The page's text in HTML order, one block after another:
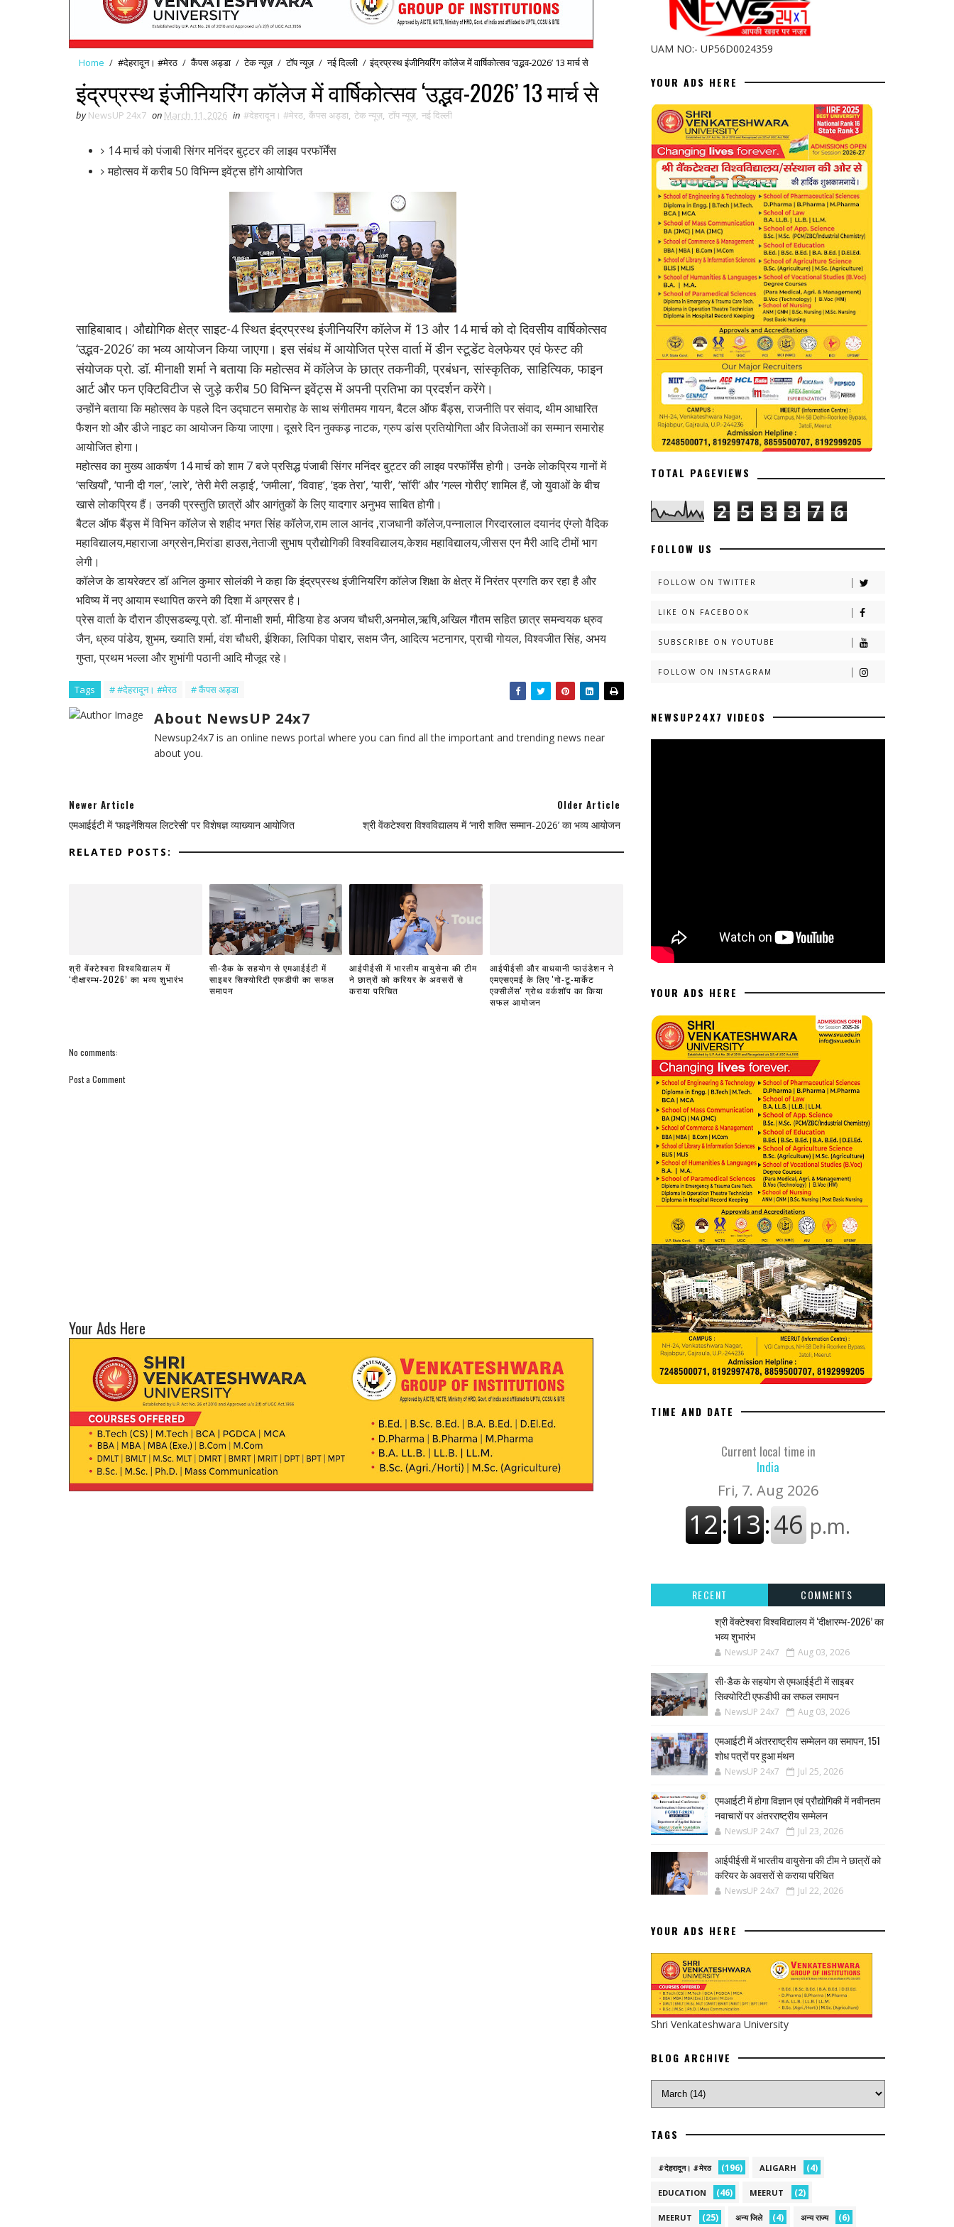
Home / #देहरादून। #मेरठ / कैंपस अड्डा / टेक न्यूज़ / टॉप न्यूज़ / नई द‍िल्ली / इंद्रप्रस्थ इंजीनियरिंग कॉलेज में वार्षिकोत्सव ‘उद्भव-2026’ 13 मार्च से
इंद्रप्रस्थ इंजीनियरिंग कॉलेज में वार्षिकोत्सव ‘उद्भव-2026’ 13 मार्च से
by NewsUP 24x7 on March 11, 2026 in #देहरादून। #मेरठ, कैंपस अड्डा, टेक न्यूज़, टॉप न्यूज़, नई द‍िल्ली
14 मार्च को पंजाबी सिंगर मनिंदर बुट्टर की लाइव परफॉर्मेंस
महोत्सव में करीब 50 विभिन्न इवेंट्स होंगे आयोजित
साहिबाबाद। औद्योगिक क्षेत्र साइट-4 स्थित इंद्रप्रस्थ इंजीनियरिंग कॉलेज में 13 और 14 मार्च को दो दिवसीय वार्षिकोत्सव
‘उद्भव-2026’ का भव्य आयोजन किया जाएगा। इस संबंध में आयोजित प्रेस वार्ता में डीन स्टूडेंट वेलफेयर एवं फेस्ट की
संयोजक प्रो. डॉ. मीनाक्षी शर्मा ने बताया कि महोत्सव में कॉलेज के छात्र तकनीकी, प्रबंधन, सांस्कृतिक, साहित्यिक, फाइन
आर्ट और फन एक्टिविटीज से जुड़े करीब 50 विभिन्न इवेंट्स में अपनी प्रतिभा का प्रदर्शन करेंगे।
उन्होंने बताया कि महोत्सव के पहले दिन उद्घाटन समारोह के साथ संगीतमय गायन, बैटल ऑफ बैंड्स, राजनीति पर संवाद, थीम आधारित
फैशन शो और डीजे नाइट का आयोजन किया जाएगा। दूसरे दिन नुक्कड़ नाटक, ग्रुप डांस प्रतियोगिता और विजेताओं का सम्मान समारोह
आयोजित होगा।
महोत्सव का मुख्य आकर्षण 14 मार्च को शाम 7 बजे प्रसिद्ध पंजाबी सिंगर मनिंदर बुट्टर की लाइव परफॉर्मेंस होगी। उनके लोकप्रिय गानों में
‘सखियाँ’, ‘पानी दी गल’, ‘लारे’, ‘तेरी मेरी लड़ाई’, ‘जमीला’, ‘विवाह’, ‘इक तेरा’, ‘यारी’, ‘सॉरी’ और ‘गल्ल गोरीए’ शामिल हैं, जो युवाओं के बीच
खासे लोकप्रिय हैं। उनकी प्रस्तुति छात्रों और आगंतुकों के लिए यादगार अनुभव साबित होगी।
बैटल ऑफ बैंड्स में विभिन कॉलेज से शहीद भगत सिंह कॉलेज,राम लाल आनंद ,राजधानी कॉलेज,पन्नालाल गिरदारलाल दयानंद एंग्लो वैदिक
महाविद्यालय,महाराजा अग्रसेन,मिरांडा हाउस,नेताजी सुभाष प्रौद्योगिकी विश्वविद्यालय,केशव महाविद्यालय,जीसस एन मैरी आदि टीमों भाग
लेगी।
कॉलेज के डायरेक्टर डॉ अनिल कुमार सोलंकी ने कहा कि इंद्रप्रस्थ इंजीनियरिंग कॉलेज शिक्षा के क्षेत्र में निरंतर प्रगति कर रहा है और
भविष्य में नए आयाम स्थापित करने की दिशा में अग्रसर है।
प्रेस वार्ता के दौरान डीएसडब्ल्यू प्रो. डॉ. मीनाक्षी शर्मा, मीडिया हेड अजय चौधरी,अनमोल,ऋषि,अखिल गौतम सहित छात्र समन्वयक ध्रुव
जैन, ध्रुव पांडेय, शुभम, ख्याति शर्मा, वंश चौधरी, ईशिका, लिपिका पोद्दार, सक्षम जैन, आदित्य भटनागर, प्राची गोयल, विश्वजीत सिंह, अभय
गुप्ता, प्रथम भल्ला और शुभांगी पठानी आदि मौजूद रहे।
Tags # #देहरादून। #मेरठ # कैंपस अड्डा
About NewsUP 24x7
Newsup24x7 is an online news portal where you can find all the important and trending news near
about you.
Newer Article
एमआईईटी में ‘फाइनेंशियल लिटरेसी’ पर विशेषज्ञ व्याख्यान आयोजित
Older Article
श्री वेंकटेश्वरा विश्वविद्यालय में ‘नारी शक्ति सम्मान-2026’ का भव्य आयोजन
RELATED POSTS:
श्री वेंक्टेश्वरा विश्वविद्यालय में
‘दीक्षारम्भ-2026’ का भव्य शुभारंभ
सी-डैक के सहयोग से एमआईईटी में
साइबर सिक्योरिटी एफडीपी का सफल
समापन
आईपीईसी में भारतीय वायुसेना की टीम
ने छात्रों को करियर के अवसरों से
कराया परिचित
आईपीईसी और वाधवानी फाउंडेशन ने
एमएसएमई के लिए 'गो-टू-मार्केट
एक्सीलेंस' ग्रोथ वर्कशॉप का किया
सफल आयोजन
No comments:
Post a Comment
Your Ads Here
UAM NO:- UP56D0024359
YOUR ADS HERE
TOTAL PAGEVIEWS
2 5 3 3 7 6
FOLLOW US
FOLLOW ON TWITTER
LIKE ON FACEBOOK
SUBSCRIBE ON YOUTUBE
FOLLOW ON INSTAGRAM
NEWSUP24X7 VIDEOS
YOUR ADS HERE
TIME AND DATE
Current local time in
India
RECENT
COMMENTS
श्री वेंक्टेश्वरा विश्वविद्यालय में ‘दीक्षारम्भ-2026’ का
भव्य शुभारंभ
NewsUP 24x7 Aug 03, 2026
सी-डैक के सहयोग से एमआईईटी में साइबर
सिक्योरिटी एफडीपी का सफल समापन
NewsUP 24x7 Aug 03, 2026
एमआईटी में अंतरराष्ट्रीय सम्मेलन का समापन, 151
शोध पत्रों पर हुआ मंथन
NewsUP 24x7 Jul 25, 2026
एमआईटी में होगा विज्ञान एवं प्रौद्योगिकी में नवीनतम
नवाचारों पर अंतरराष्ट्रीय सम्मेलन
NewsUP 24x7 Jul 23, 2026
आईपीईसी में भारतीय वायुसेना की टीम ने छात्रों को
करियर के अवसरों से कराया परिचित
NewsUP 24x7 Jul 22, 2026
YOUR ADS HERE
Shri Venkateshwara University
BLOG ARCHIVE
TAGS
#देहरादून। #मेरठ (196) ALIGARH (4)
EDUCATION (46) MEERUT (2)
MEERUT (25) अन्य जिले (4) अन्य राज्य (6)